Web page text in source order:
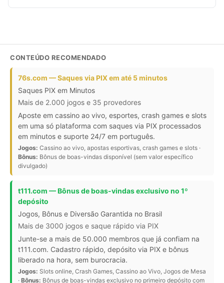
CONTEÚDO RECOMENDADO
76s.com — Saques via PIX em até 5 minutos
Saques PIX em Minutos
Mais de 2.000 jogos e 35 provedores
Aposte em cassino ao vivo, esportes, crash games e slots
em uma só plataforma com saques via PIX processados
em minutos e suporte 24/7 em português.
Jogos: Cassino ao vivo, apostas esportivas, crash games e slots ·
Bônus: Bônus de boas-vindas disponível (sem valor específico
divulgado)
t111.com — Bônus de boas-vindas exclusivo no 1º
depósito
Jogos, Bônus e Diversão Garantida no Brasil
Mais de 3000 jogos e saque rápido via PIX
Junte-se a mais de 50.000 membros que já confiam na
t111.com. Cadastro rápido, depósito via PIX e bônus
liberado na hora, sem burocracia.
Jogos: Slots online, Crash Games, Cassino ao Vivo, Jogos de Mesa
· Bônus: Bônus de boas-vindas exclusivo no primeiro depósito com